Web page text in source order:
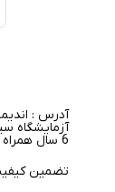
آدرس :
آزمایشگاه
6 سال همراه شما
تضمین